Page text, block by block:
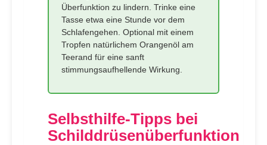
Überfunktion zu lindern. Trinke eine
Tasse etwa eine Stunde vor dem
Schlafengehen. Optional mit einem
Tropfen natürlichem Orangenöl am
Teerand für eine sanft
stimmungsaufhellende Wirkung.
Selbsthilfe-Tipps bei
Schilddrüsenüberfunktion